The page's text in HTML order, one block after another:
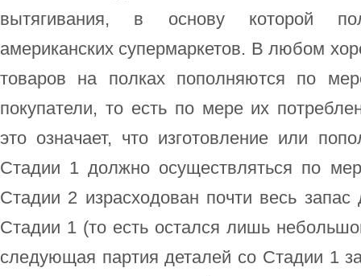
вытягивания, в основу которой
американских супермаркетов. В любом
товаров на полках пополняются по
покупатели, то есть по мере их
это означает, что изготовление или
Стадии 1 должно осуществляться по
Стадии 2 израсходован почти весь запас
Стадии 1 (то есть остался лишь
следующая партия деталей со Стадии 1